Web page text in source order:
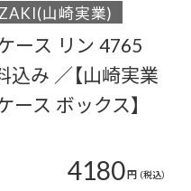
山崎実業)
ース リン 4765
み ／【山崎実業
ス ボックス】
4180円 （税込）